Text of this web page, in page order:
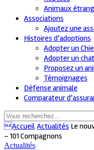
Animaux
Associations
Ajoutez une
Histoires d’adoptions
Adopter un
Adopter un chat
Proposez un
Témoignages
Défense animale
Comparateur
Accueil Actualités Le
– 101 Compagnons
Actualités